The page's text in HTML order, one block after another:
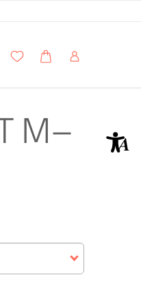
Meine Wunschliste
WarenkorbMein Account
M–